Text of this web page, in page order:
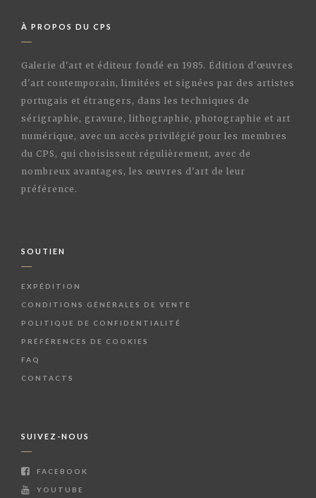
À PROPOS DU CPS
Galerie d'art et éditeur fondé en 1985. Édition d'œuvres
d'art contemporain, limitées et signées par des artistes
portugais et étrangers, dans les techniques de
sérigraphie, gravure, lithographie, photographie et art
numérique, avec un accès privilégié pour les membres
du CPS, qui choisissent régulièrement, avec de
nombreux avantages, les œuvres d'art de leur
préférence.
SOUTIEN
EXPÉDITION
CONDITIONS GÉNÉRALES DE VENTE
POLITIQUE DE CONFIDENTIALITÉ
PRÉFÉRENCES DE COOKIES
FAQ
CONTACTS
SUIVEZ-NOUS
FACEBOOK
YOUTUBE